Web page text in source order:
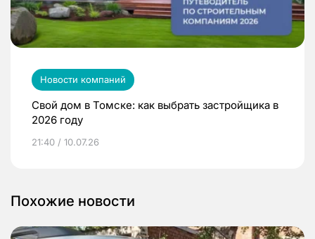
Новости компаний
Свой дом в Томске: как выбрать застройщика в
2026 году
21:40 / 10.07.26
Похожие новости